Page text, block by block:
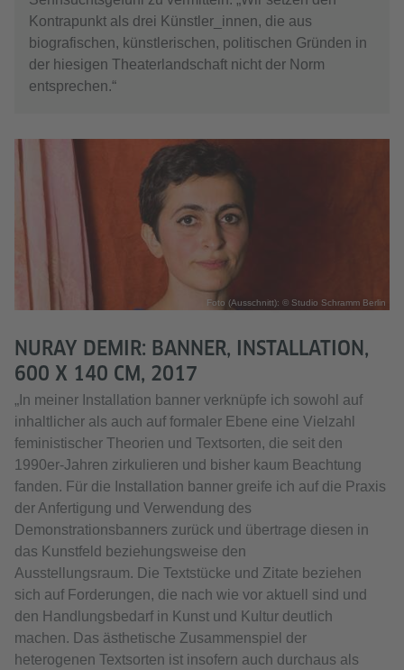
Kontrapunkt als drei Künstler_innen, die aus
biografischen, künstlerischen, politischen Gründen in
der hiesigen Theaterlandschaft nicht der Norm
entsprechen.“
Foto (Ausschnitt): © Studio Schramm Berlin
NURAY DEMIR: BANNER, INSTALLATION,
600 X 140 CM, 2017
„In meiner Installation banner verknüpfe ich sowohl auf
inhaltlicher als auch auf formaler Ebene eine Vielzahl
feministischer Theorien und Textsorten, die seit den
1990er-Jahren zirkulieren und bisher kaum Beachtung
fanden. Für die Installation banner greife ich auf die Praxis
der Anfertigung und Verwendung des
Demonstrationsbanners zurück und übertrage diesen in
das Kunstfeld beziehungsweise den
Ausstellungsraum. Die Textstücke und Zitate beziehen
sich auf Forderungen, die nach wie vor aktuell sind und
den Handlungsbedarf in Kunst und Kultur deutlich
machen. Das ästhetische Zusammenspiel der
heterogenen Textsorten ist insofern auch durchaus als